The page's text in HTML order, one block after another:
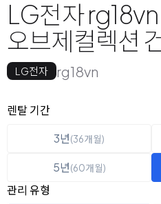
LG전자
오브제컬렉션
LG전자 rg18vn
옵션 선택
렌탈 선택
렌탈 기간
3년(36개월)
5년(60개월)
관리 유형